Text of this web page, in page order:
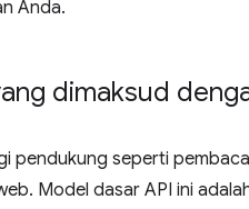
Anda.
dimaksud
pendukung seperti
Model dasar API ini